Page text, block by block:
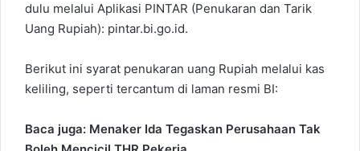
dulu melalui Aplikasi PINTAR (Penukaran dan Tarik
Uang Rupiah): pintar.bi.go.id.
Berikut ini syarat penukaran uang Rupiah melalui kas
keliling, seperti tercantum di laman resmi BI:
Baca juga: Menaker Ida Tegaskan Perusahaan Tak